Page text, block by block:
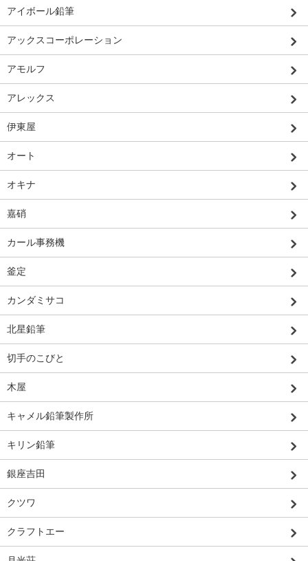
アイボール鉛筆
アックスコーポレーション
アモルフ
アレックス
伊東屋
オート
オキナ
嘉硝
カール事務機
釜定
カンダミサコ
北星鉛筆
切手のこびと
木屋
キャメル鉛筆製作所
キリン鉛筆
銀座吉田
クツワ
クラフトエー